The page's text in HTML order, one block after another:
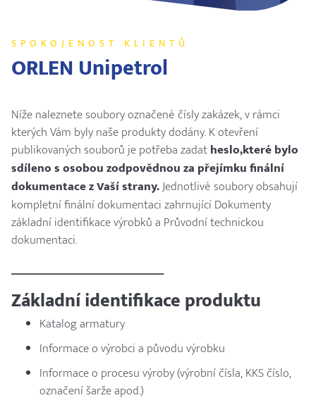
SPOKOJENOST KLIENTŮ
ORLEN Unipetrol
Níže naleznete soubory označené čísly zakázek, v rámci
kterých Vám byly naše produkty dodány. K otevření
publikovaných souborů je potřeba zadatheslo,které bylo
sdíleno s osobou zodpovědnou za přejímku finální
dokumentace z Vaší strany.Jednotlivé soubory obsahují
kompletní finální dokumentaci zahrnující Dokumenty
základní identifikace výrobků a Průvodní technickou
dokumentaci.
____________________________________
Základní identifikace produktu
Katalog armatury
Informace o výrobci a původu výrobku
Informace o procesu výroby (výrobní čísla, KKS číslo,
označení šarže apod.)